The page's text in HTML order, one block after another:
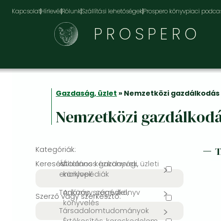
KapcsolatHírlevélRólunkSzállítási lehetőségekProspero könyvpiaci
PROSPERO
Gazdaság, üzlet » Nemzetközi gazdálkodás
Nemzetközi
Kategóriák:
Általános kézikönyvek,
enciklopédiák
Tankönyv, segédkönyv
Társadalomtudományok
Általános gazdasági, üzleti
könyvek
Adózás, számvitel,
könyvelés
Keresés:
Szerző vagy szerkesztő: